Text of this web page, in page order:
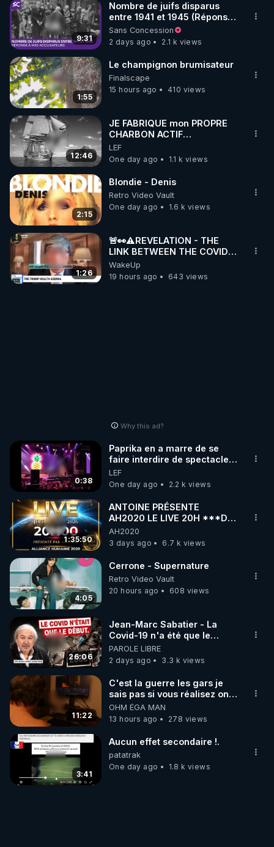
9:31
Nombre de juifs disparus
entre 1941 et 1945 (Réponse
à mes accusateurs)
Sans Concession
2 days ago
2.1 k views
1:55
Le champignon brumisateur
Finalscape
15 hours ago
410 views
12:46
JE FABRIQUE mon PROPRE
CHARBON ACTIF
GRATUITEMENT pour
Purifier mon EAU
LEF
One day ago
1.1 k views
2:15
Blondie - Denis
Retro Video Vault
One day ago
1.6 k views
1:26
🚨👀⚠️REVELATION - THE
LINK BETWEEN THE COVID
VACCINE AND CANCER -LIEN
VACCIN COVID ET CANCER
WakeUp
19 hours ago
643 views
Why this ad?
0:38
Paprika en a marre de se
faire interdire de spectacle.
Elle décide donc de devenir
DJ !
LEF
One day ago
2.2 k views
1:35:50
ANTOINE PRÉSENTE
AH2020 LE LIVE 20H ***DU
06/08/2026***
AH2020
3 days ago
6.7 k views
4:05
Cerrone - Supernature
Retro Video Vault
20 hours ago
608 views
26:06
Jean-Marc Sabatier - La
Covid-19 n'a été que le
début - L'ARNm & l'ARNm-aa
jusqu où auront-t-il ?
PAROLE LIBRE
2 days ago
3.3 k views
11:22
C'est la guerre les gars je
sais pas si vous réalisez on y
est !!!
OHM ÉGA MAN
13 hours ago
278 views
3:41
Aucun effet secondaire !.
patatrak
One day ago
1.8 k views